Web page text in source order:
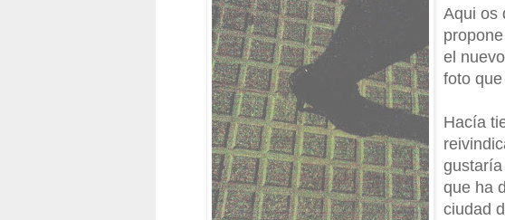
Aqui os
el
foto que
Hacía
que ha
ciudad